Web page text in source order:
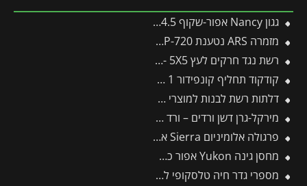
גגון Nancy אפור-שקוף 0.9X4.5 עיצוב מודרני מבית פלרם – Canopia
מזמרה ARS נטענת V14.4 EP-720 -תבור
רשת נגד חרקים לעץ 5X5 -תבור
קודקוד תחליף קונפידור 1 ליטר (תפזול)
דלתות רשת לבנות למוצרי פלרם – Canopia
מירקל-גרן דשן ורדים – ורד – 18-24-16
פרגולה אלומיניום Sierra אפורה 3X7.4 מבית פלרם – Canopia
מחסן גינה Yukon אפור כהה 3.3X2.7 מבית פלרם – קנופיה
מספרי גדר חיה טלסקופי להב גלי 212-B -תבור